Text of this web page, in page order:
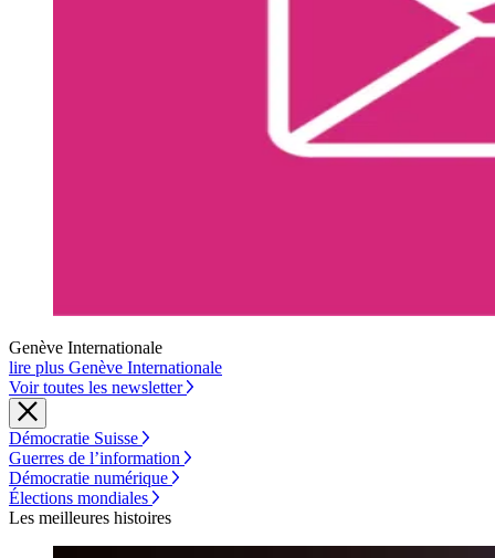
Genève Internationale
lire plus Genève Internationale
Voir toutes les newsletter
Démocratie Suisse
Guerres de l’information
Démocratie numérique
Élections mondiales
Les meilleures histoires